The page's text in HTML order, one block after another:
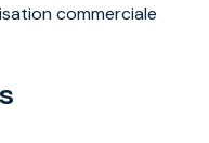
commerciale